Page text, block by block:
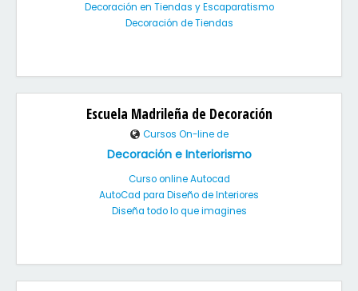
Decoración en Tiendas y Escaparatismo
Decoración de Tiendas
Escuela Madrileña de Decoración
Cursos On-line de
Decoración e Interiorismo
Curso online Autocad
AutoCad para Diseño de Interiores
Diseña todo lo que imagines